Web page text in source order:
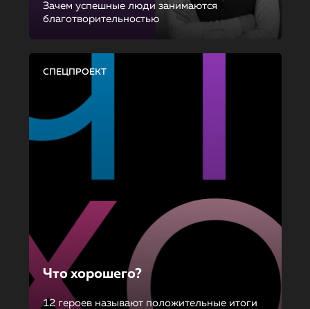
Зачем успешные люди занимаются
благотворительностью
СПЕЦПРОЕКТ
Что хорошего?
12 героев называют положительные итоги